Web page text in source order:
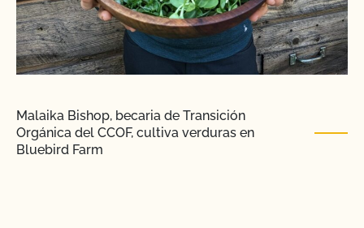
Malaika Bishop, becaria de Transición
Orgánica del CCOF, cultiva verduras en
Bluebird Farm